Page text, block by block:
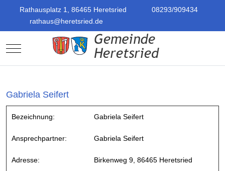
Rathausplatz 1, 86465 Heretsried
08293/909434
rathaus@heretsried.de
Mobile Menu Toggle
Gabriela Seifert
Bezeichnung: Gabriela Seifert
Ansprechpartner: Gabriela Seifert
Adresse: Birkenweg 9, 86465 Heretsried